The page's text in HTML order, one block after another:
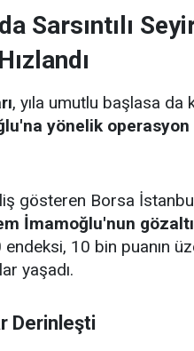
Sarsıntılı
, yıla umutlu başlasa da
yönelik operasyon
gösteren Borsa
İmamoğlu'nun
10 bin puanın
yaşadı.
Derinleşti